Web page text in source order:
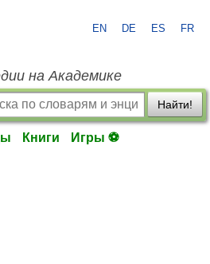
EN DE ES FR
на Академике
Найти!
Книги Игры ⚽